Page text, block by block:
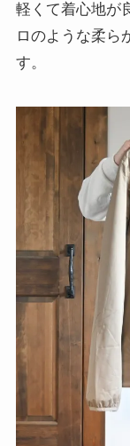
軽くて着心地が
ロのような柔ら
す。